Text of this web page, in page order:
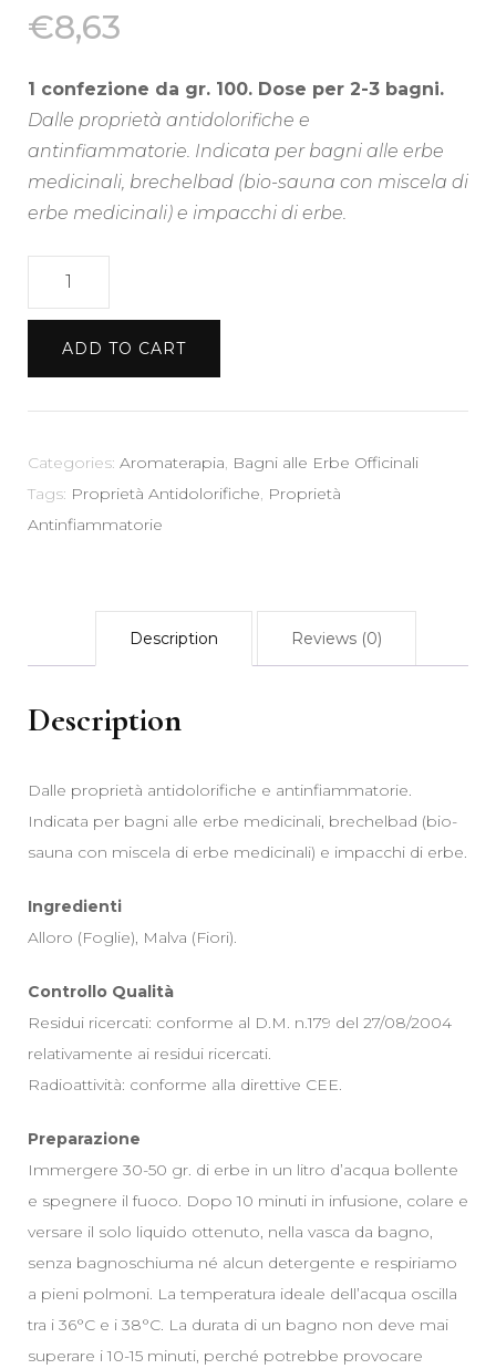
€8,63
1 confezione da gr. 100. Dose per 2-3 bagni.
Dalle proprietà antidolorifiche e
antinfiammatorie. Indicata per bagni alle erbe
medicinali, brechelbad (bio-sauna con miscela di
erbe medicinali) e impacchi di erbe.
Bagno
officinali
100
gr
ADD TO CART
Categories: Aromaterapia, Bagni alle Erbe Officinali
Tags: Proprietà Antidolorifiche, Proprietà
Antinfiammatorie
Description Reviews (0)
Description
Dalle proprietà antidolorifiche e antinfiammatorie.
Indicata per bagni alle erbe medicinali, brechelbad (bio-
sauna con miscela di erbe medicinali) e impacchi di erbe.
Ingredienti
Alloro (Foglie), Malva (Fiori).
Controllo Qualità
Residui ricercati: conforme al D.M. n.179 del 27/08/2004
relativamente ai residui ricercati.
Radioattività: conforme alla direttive CEE.
Preparazione
Immergere 30-50 gr. di erbe in un litro d’acqua bollente
e spegnere il fuoco. Dopo 10 minuti in infusione, colare e
versare il solo liquido ottenuto, nella vasca da bagno,
senza bagnoschiuma né alcun detergente e respiriamo
a pieni polmoni. La temperatura ideale dell’acqua oscilla
tra i 36°C e i 38°C. La durata di un bagno non deve mai
superare i 10-15 minuti, perché potrebbe provocare